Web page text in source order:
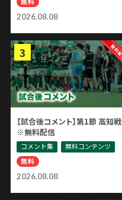
2026.08.08
2026.08.08
【試合後コメント】第1節 高知戦
※無料配信
コメント集
無料コンテンツ
無料